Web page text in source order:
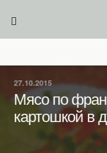
15.10.2024